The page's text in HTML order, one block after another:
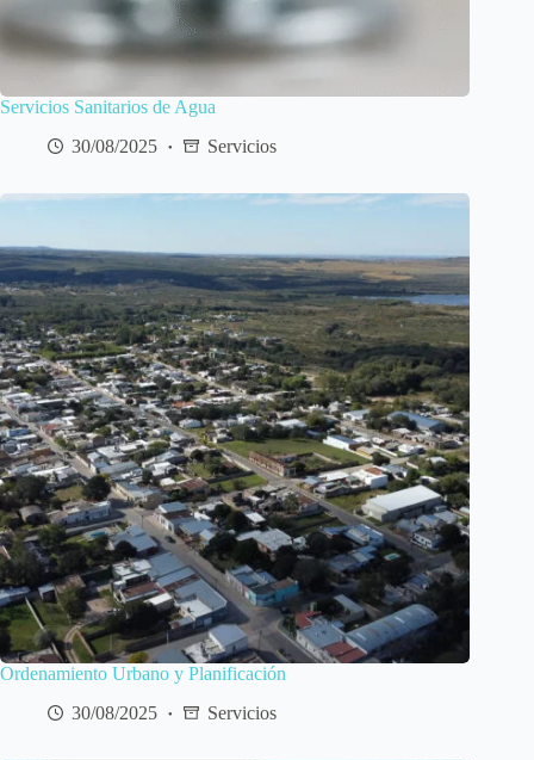
Servicios Sanitarios de Agua
30/08/2025
Servicios
Ordenamiento Urbano y Planificación
30/08/2025
Servicios